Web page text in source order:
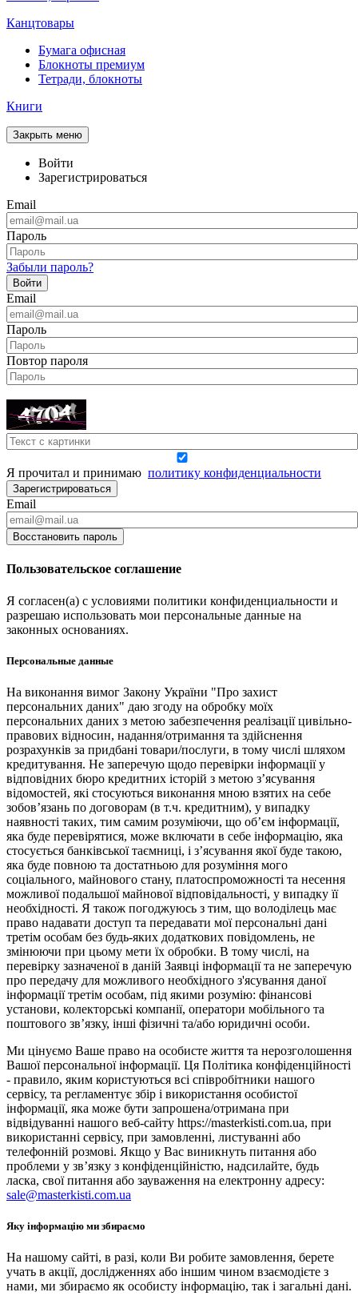
Канцтовары
Бумага офисная
Блокноты премиум
Тетради, блокноты
Книги
Закрыть меню
Войти
Зарегистрироваться
Email
Пароль
Забыли пароль?
Войти
Email
Пароль
Повтор пароля
Я прочитал и принимаю политику конфиденциальности
Зарегистрироваться
Email
Восстановить пароль
Пользовательское соглашение
Я согласен(а) с условиями политики конфиденциальности и
разрешаю использовать мои персональные данные на
законных основаниях.
Персональные данные
На виконання вимог Закону України "Про захист
персональних даних" даю згоду на обробку моїх
персональних даних з метою забезпечення реалізації цивільно-
правових відносин, надання/отримання та здійснення
розрахунків за придбані товари/послуги, в тому числі шляхом
кредитування. Не заперечую щодо перевірки інформації у
відповідних бюро кредитних історій з метою з’ясування
відомостей, які стосуються виконання мною взятих на себе
зобов’язань по договорам (в т.ч. кредитним), у випадку
наявності таких, тим самим розуміючи, що об’єм інформації,
яка буде перевірятися, може включати в себе інформацію, яка
стосується банківської таємниці, і з’ясування якої буде такою,
яка буде повною та достатньою для розуміння мого
соціального, майнового стану, платоспроможності та несення
можливої подальшої майнової відповідальності, у випадку її
необхідності. Я також погоджуюсь з тим, що володілець має
право надавати доступ та передавати мої персональні дані
третім особам без будь-яких додаткових повідомлень, не
змінюючи при цьому мети їх обробки. В тому числі, на
перевірку зазначеної в даній Заявці інформації та не заперечую
про передачу для можливого необхідного з'ясування даної
інформації третім особам, під якими розумію: фінансові
установи, колекторські компанії, оператори мобільного та
поштового зв’язку, інші фізичні та/або юридичні особи.
Ми цінуємо Ваше право на особисте життя та нерозголошення
Вашої персональної інформації. Ця Політика конфіденційності
- правило, яким користуються всі співробітники нашого
сервісу, та регламентує збір і використання особистої
інформації, яка може бути запрошена/отримана при
відвідуванні нашого веб-сайту https://masterkisti.com.ua, при
використанні сервісу, при замовленні, листуванні або
телефонній розмові. Якщо у Вас виникнуть питання або
проблеми у зв’язку з конфіденційністю, надсилайте, будь
ласка, свої питання або зауваження на електронну адресу:
sale@masterkisti.com.ua
Яку інформацію ми збираємо
На нашому сайті, в разі, коли Ви робите замовлення, берете
учать в акції, дослідженнях або іншим чином взаємодієте з
нами, ми збираємо як особисту інформацію, так і загальні дані.